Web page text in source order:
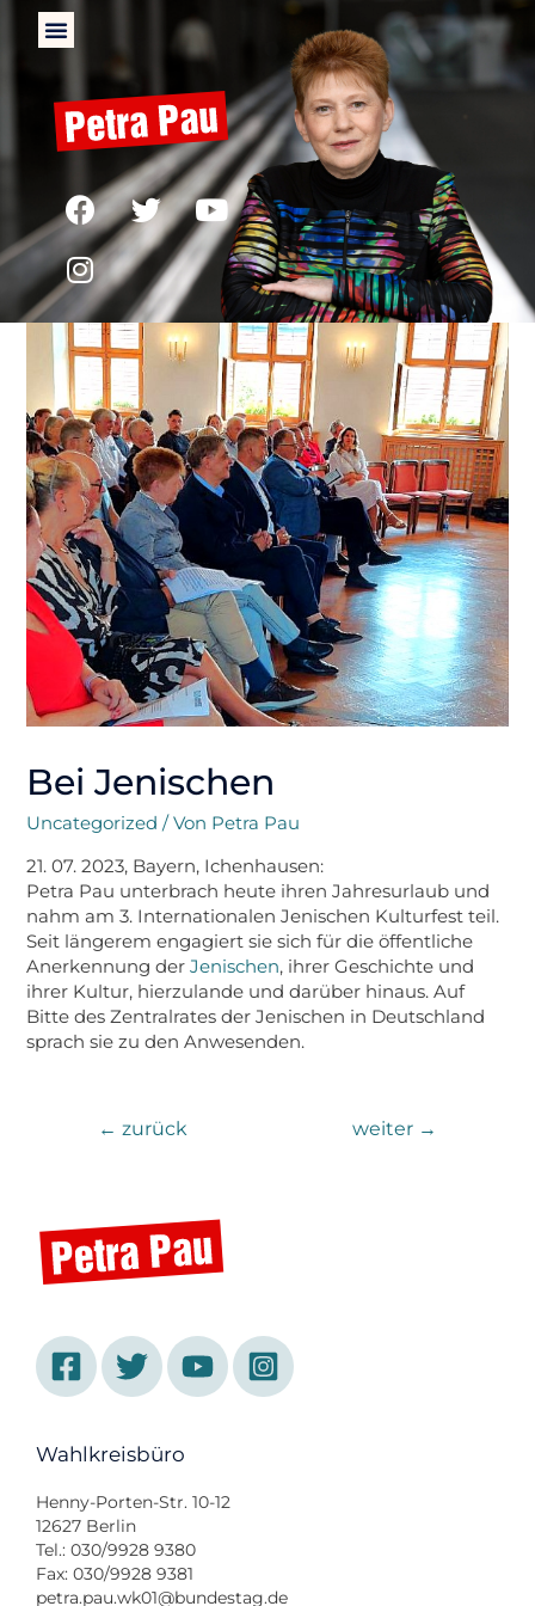
Bei Jenischen
Uncategorized / Von Petra Pau
21. 07. 2023, Bayern, Ichenhausen:
Petra Pau unterbrach heute ihren Jahresurlaub und
nahm am 3. Internationalen Jenischen Kulturfest teil.
Seit längerem engagiert sie sich für die öffentliche
Anerkennung derJenischen, ihrer Geschichte und
ihrer Kultur, hierzulande und darüber hinaus. Auf
Bitte des Zentralrates der Jenischen in Deutschland
sprach sie zu den Anwesenden.
← zurück weiter →
Wahlkreisbüro
Henny-Porten-Str. 10-12
12627 Berlin
Tel.: 030/9928 9380
Fax: 030/9928 9381
petra.pau.wk01@bundestag.de